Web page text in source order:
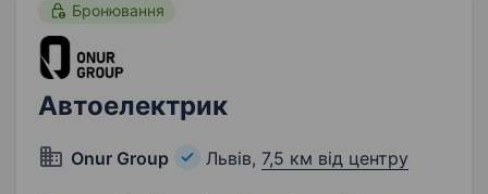
Бронювання
Автоелектрик
Onur Group Львів, 7,5 км від центру